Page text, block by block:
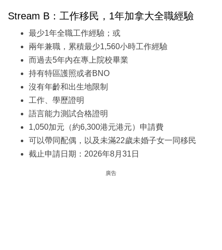
Stream B：工作移民，1年加拿大全職經驗
最少1年全職工作經驗；或
兩年兼職，累積最少1,560小時工作經驗
而過去5年內在專上院校畢業
持有特區護照或者BNO
沒有年齡和出生地限制
工作、學歷證明
語言能力測試合格證明
1,050加元（約6,300港元港元）申請費
可以帶同配偶，以及未滿22歲未婚子女一同移民
截止申請日期：2026年8月31日
廣告